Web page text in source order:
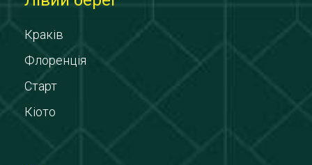
Краків
Флоренція
Старт
Кіото